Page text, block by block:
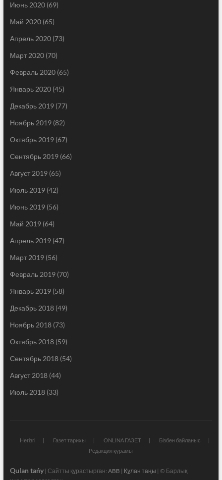
Июнь 2020(69)
Май 2020(65)
Апрель 2020(73)
Март 2020(70)
Февраль 2020(65)
Январь 2020(45)
Декабрь 2019(77)
Ноябрь 2019(82)
Октябрь 2019(67)
Сентябрь 2019(66)
Август 2019(65)
Июль 2019(42)
Июнь 2019(56)
Май 2019(64)
Апрель 2019(47)
Март 2019(56)
Февраль 2019(70)
Январь 2019(58)
Декабрь 2018(49)
Ноябрь 2018(73)
Октябрь 2018(59)
Сентябрь 2018(54)
Август 2018(44)
Июль 2018(33)
Негізгі Газет тарихы ONLINA ГАЗЕТ
Бізбен байланыс
Редакция құрамы
Qulan tańy| Сайтты құрастырған: ABB | Құлан таңы | © Барлық